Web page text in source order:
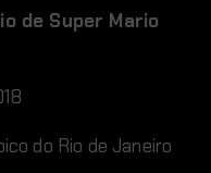
de Super Mario
do Rio de Janeiro